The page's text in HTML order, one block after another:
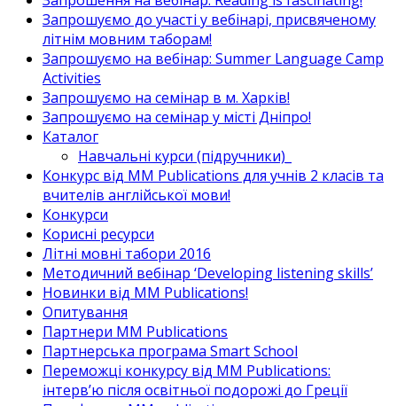
Запрошуємо до участі у вебінарі, присвяченому
літнім мовним таборам!
Запрошуємо на вебінар: Summer Language Camp
Activities
Запрошуємо на семінар в м. Харків!
Запрошуємо на семінар у місті Дніпро!
Каталог
Навчальні курси (підручники)_
Конкурс від MM Publications для учнів 2 класів та
вчителів англійської мови!
Конкурси
Корисні ресурси
Літні мовні табори 2016
Методичний вебінар ‘Developing listening skills’
Новинки від MM Publications!
Опитування
Партнери MM Publications
Партнерська програма Smart School
Переможці конкурсу від MM Publications:
інтерв’ю після освітньої подорожі до Греції